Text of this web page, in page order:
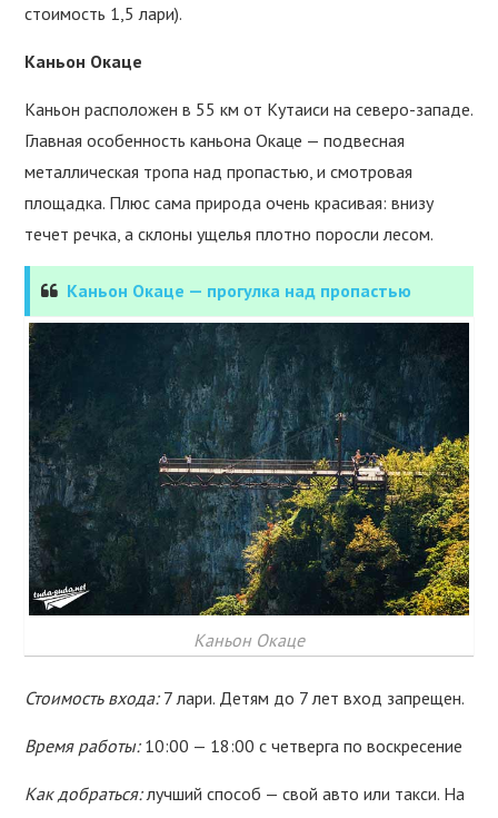
стоимость 1,5 лари).
Каньон Окаце
Каньон расположен в 55 км от Кутаиси на северо-западе.
Главная особенность каньона Окаце — подвесная
металлическая тропа над пропастью, и смотровая
площадка. Плюс сама природа очень красивая: внизу
течет речка, а склоны ущелья плотно поросли лесом.
Каньон Окаце — прогулка над пропастью
Каньон Окаце
Стоимость входа:7 лари. Детям до 7 лет вход запрещен.
Время работы:10:00 — 18:00 с четверга по воскресение
Как добраться:лучший способ — свой авто или такси. На